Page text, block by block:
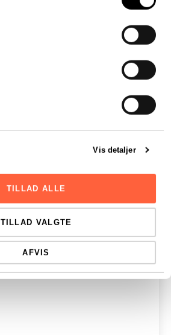
Vis detaljer
TILLAD ALLE
TILLAD VALGTE
AFVIS